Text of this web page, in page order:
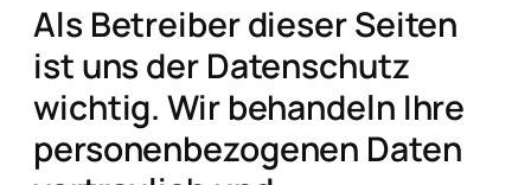
Als Betreiber dieser Seiten
ist uns der Datenschutz
wichtig. Wir behandeln Ihre
personenbezogenen Daten